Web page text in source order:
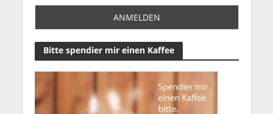
Bitte spendier mir einen Kaffee